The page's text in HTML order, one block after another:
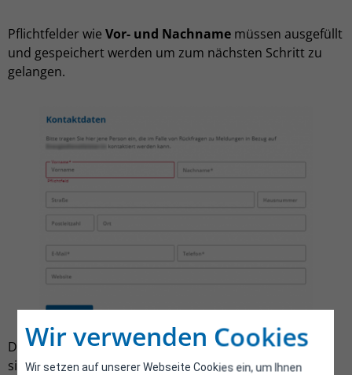
Wir verwenden Cookies
Wir setzen auf unserer Webseite Cookies ein, um Ihnen
Pflichtfelder wie Vor- und Nachname müssen ausgefüllt
und gespeichert werden um zum nächsten Schritt zu
gelangen.
Die Kontaktdaten sind danach im FeldKontaktdaten
sichtbar und können bei Bedarf geändert werden.